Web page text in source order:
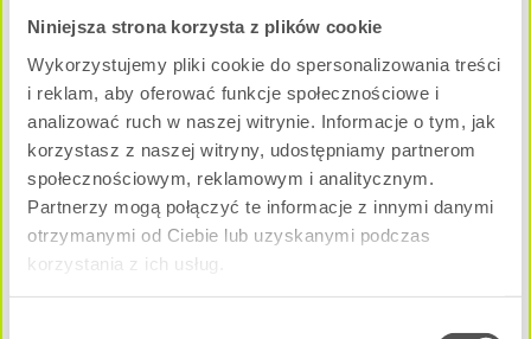
Niniejsza strona korzysta z plików cookie
Wykorzystujemy pliki cookie do spersonalizowania treści
i reklam, aby oferować funkcje społecznościowe i
analizować ruch w naszej witrynie. Informacje o tym, jak
korzystasz z naszej witryny, udostępniamy partnerom
społecznościowym, reklamowym i analitycznym.
Partnerzy mogą połączyć te informacje z innymi danymi
otrzymanymi od Ciebie lub uzyskanymi podczas
korzystania z ich usług.
65.29 m2
Cena całkowita mieszkania:
721 455 zł
NEGOCJUJ CENĘ
A - C2M3